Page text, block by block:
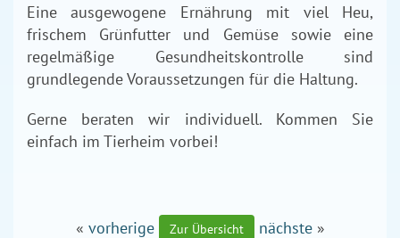
Eine ausgewogene Ernährung mit viel Heu,
frischem Grünfutter und Gemüse sowie eine
regelmäßige Gesundheitskontrolle sind
grundlegende Voraussetzungen für die Haltung.
Gerne beraten wir individuell. Kommen Sie
einfach im Tierheim vorbei!
« vorherige Zur Übersicht nächste»